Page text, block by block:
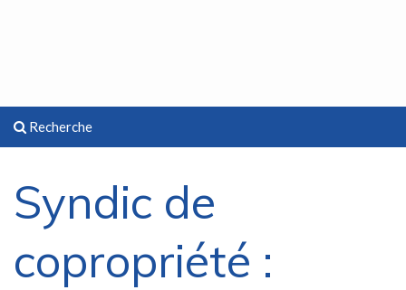
Recherche
Syndic de
copropriété :